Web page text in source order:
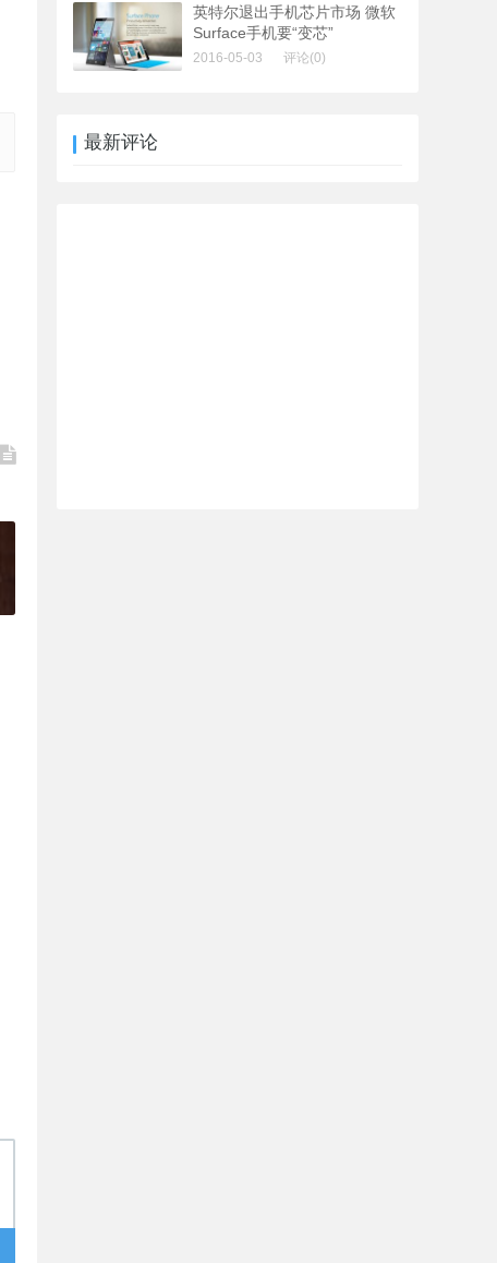
英特尔退出手机芯片市场 微软
Surface手机要“变芯”
2016-05-03 评论(0)
最新评论